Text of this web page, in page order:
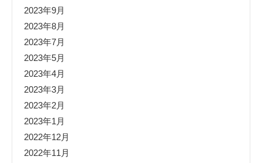
2023年9月
2023年8月
2023年7月
2023年5月
2023年4月
2023年3月
2023年2月
2023年1月
2022年12月
2022年11月